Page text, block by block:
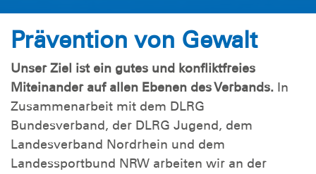
Prävention von Gewalt
Unser Ziel ist ein gutes und konfliktfreies
Miteinander auf allen Ebenen des Verbands. In
Zusammenarbeit mit dem DLRG
Bundesverband, der DLRG Jugend, dem
Landesverband Nordrhein und dem
Landessportbund NRW arbeiten wir an der